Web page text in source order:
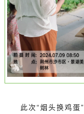
此次“烟头换鸡蛋